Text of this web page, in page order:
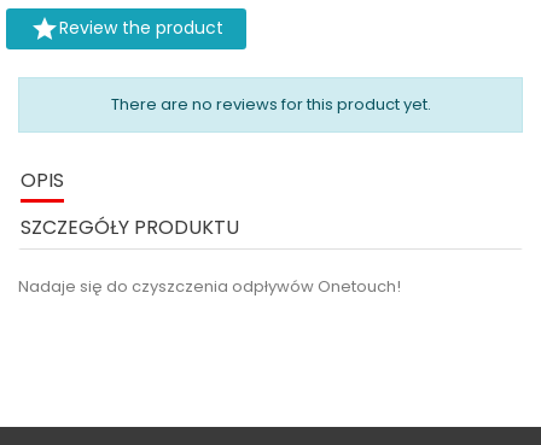
Review the product
There are no reviews for this product yet.
OPIS
SZCZEGÓŁY PRODUKTU
Nadaje się do czyszczenia odpływów Onetouch!